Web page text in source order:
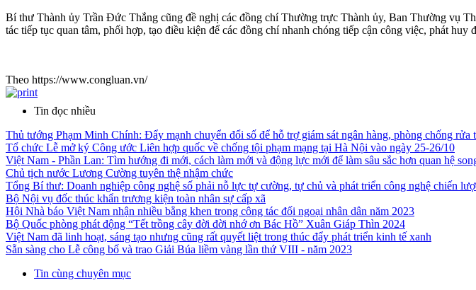
Bí thư Thành ủy Trần Đức Thắng cũng đề nghị các đồng chí Thường trực Thành ủy, Ban Thường vụ
tác tiếp tục quan tâm, phối hợp, tạo điều kiện để các đồng chí nhanh chóng tiếp cận công việc, phát
Theo https://www.congluan.vn/
Tin đọc nhiều
Thủ tướng Phạm Minh Chính: Đẩy mạnh chuyển đổi số để hỗ trợ giám sát ngân hàng, phòng chống rửa
Tổ chức Lễ mở ký Công ước Liên hợp quốc về chống tội phạm mạng tại Hà Nội vào ngày 25-26/10
Việt Nam - Phần Lan: Tìm hướng đi mới, cách làm mới và động lực mới để làm sâu sắc hơn quan hệ
Chủ tịch nước Lương Cường tuyên thệ nhậm chức
Tổng Bí thư: Doanh nghiệp công nghệ số phải nỗ lực tự cường, tự chủ và phát triển công nghệ chiến
Bộ Nội vụ đốc thúc khẩn trương kiện toàn nhân sự cấp xã
Hội Nhà báo Việt Nam nhận nhiều bằng khen trong công tác đối ngoại nhân dân năm 2023
Bộ Quốc phòng phát động “Tết trồng cây đời đời nhớ ơn Bác Hồ” Xuân Giáp Thìn 2024
Việt Nam đã linh hoạt, sáng tạo nhưng cũng rất quyết liệt trong thúc đẩy phát triển kinh tế xanh
Sẵn sàng cho Lễ công bố và trao Giải Búa liềm vàng lần thứ VIII - năm 2023
Tin cùng chuyên mục